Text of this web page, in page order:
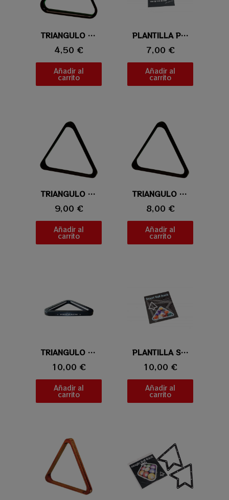
Vista rápidaTRIANGULO DE PLASTICO 57,2MM
4,50 €
Añadir al
carrito
Vista rápidaPLANTILLA POWER RACK ONE 4 ALL
7,00 €
Añadir al
carrito
Vista rápidaTRIANGULO PRO ABS 52,4MM
9,00 €
Añadir al
carrito
Vista rápidaTRIANGULO PRO ABS 57,2MM
8,00 €
Añadir al
carrito
Vista rápidaTRIANGULO PRORACK NEGRO
10,00 €
Añadir al
carrito
Vista rápidaPLANTILLA SMART BALL RACK
10,00 €
Añadir al
carrito